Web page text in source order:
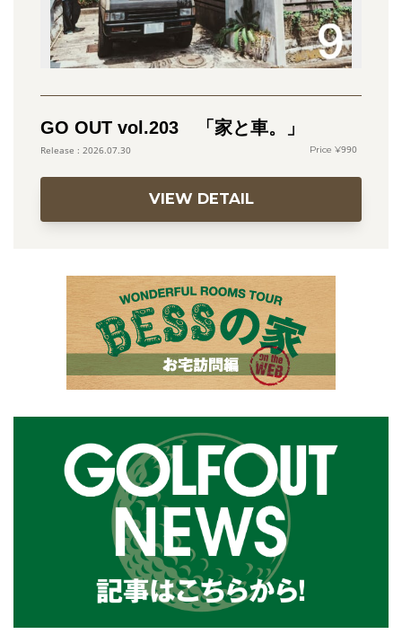
GO OUT vol.203 「家と車。」
2026.07.30 990
VIEW DETAIL